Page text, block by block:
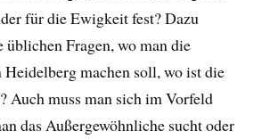
für die Ewigkeit fest? Dazu
üblichen Fragen, wo man die
machen soll, wo ist die
Auch muss man sich im Vorfeld
das Außergewöhnliche sucht oder